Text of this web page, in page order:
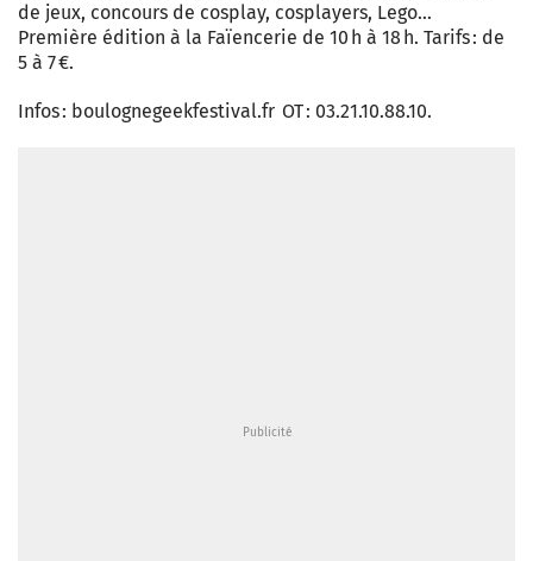
de jeux, concours de cosplay, cosplayers, Lego…
Première édition à la Faïencerie de 10 h à 18 h. Tarifs : de
5 à 7 €.
Infos : boulognegeekfestival.fr OT : 03.21.10.88.10.